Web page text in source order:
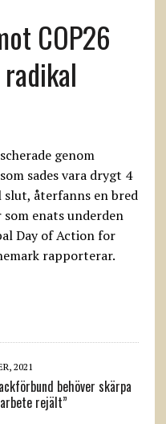
COP26
genom
sades vara drygt 4
återfanns en bred
enats underden
Day of Action for
rapporterar.
2021
behöver skärpa
rejält”